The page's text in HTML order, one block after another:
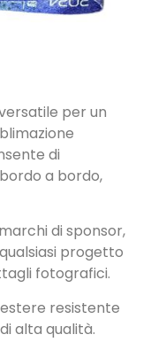
per un
di
a bordo,
di sponsor,
progetto
fotografici.
resistente
alta qualità.